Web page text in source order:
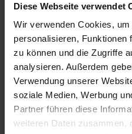
Diese Webseite verwendet
Wir verwenden Cookies,
personalisieren, Funktionen
zu können und die Zugriffe
analysieren. Außerdem
Verwendung unserer
soziale Medien, Werbung
Partner führen diese
weiteren Daten zusammen,
Leitungsführungskanal